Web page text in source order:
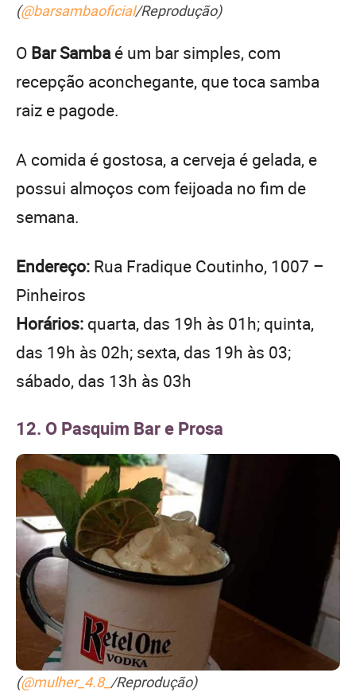
(@barsambaoficial/Reprodução)
O Bar Sambaé um bar simples, com
recepção aconchegante, que toca samba
raiz e pagode.
A comida é gostosa, a cerveja é gelada, e
possui almoços com feijoada no fim de
semana.
Endereço: Rua Fradique Coutinho, 1007 –
Pinheiros
Horários: quarta, das 19h às 01h; quinta,
das 19h às 02h; sexta, das 19h às 03;
sábado, das 13h às 03h
12. O Pasquim Bar e Prosa
(@mulher_4.8_ /Reprodução)